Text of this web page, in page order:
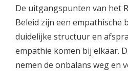
De uitgangspunten van het
Beleid zijn een empathische
duidelijke structuur en
empathie komen bij elkaar.
nemen de onbalans weg en